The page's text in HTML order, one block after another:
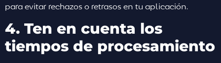
para evitar rechazos o retrasos en tu aplicación.
4. Ten en cuenta los
tiempos de procesamiento